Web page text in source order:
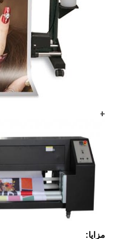
+
مزايا: